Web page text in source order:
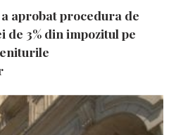
aprobat procedura de
3% din impozitul pe